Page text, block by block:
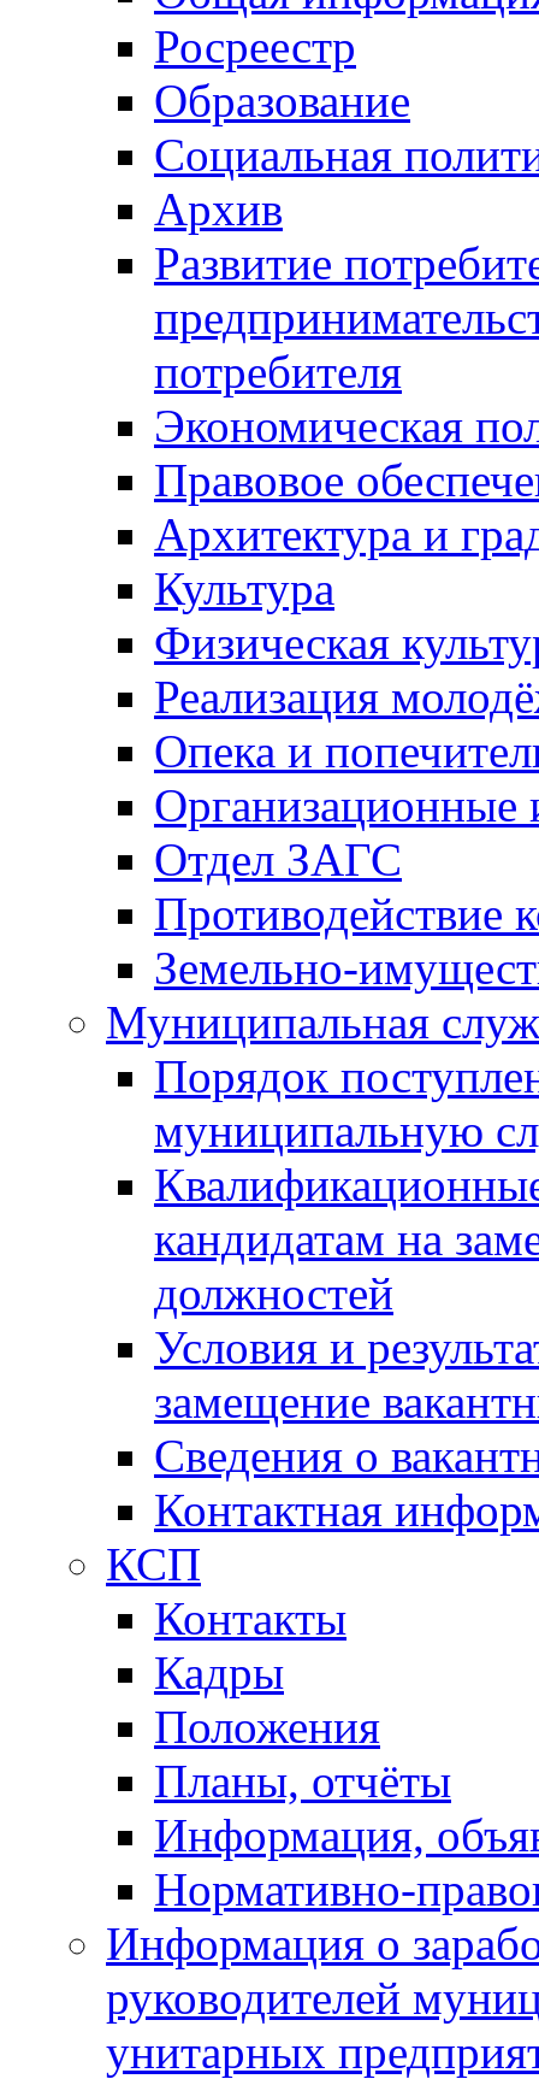
Росреестр
Образование
Социальная
Архив
Развитие
потребителя
Экономическая
Правовое
Архитектура и
Культура
Физическая
Реализация
Опека и
Отдел ЗАГС
Противодействие
Земельно-
Муниципальная
Порядок
муниципальную
кандидатам на
должностей
Условия и
замещение
Сведения о
Контактная
КСП
Контакты
Кадры
Положения
Планы, отчёты
Информация,
Нормативно-
Информация о
руководителей
унитарных